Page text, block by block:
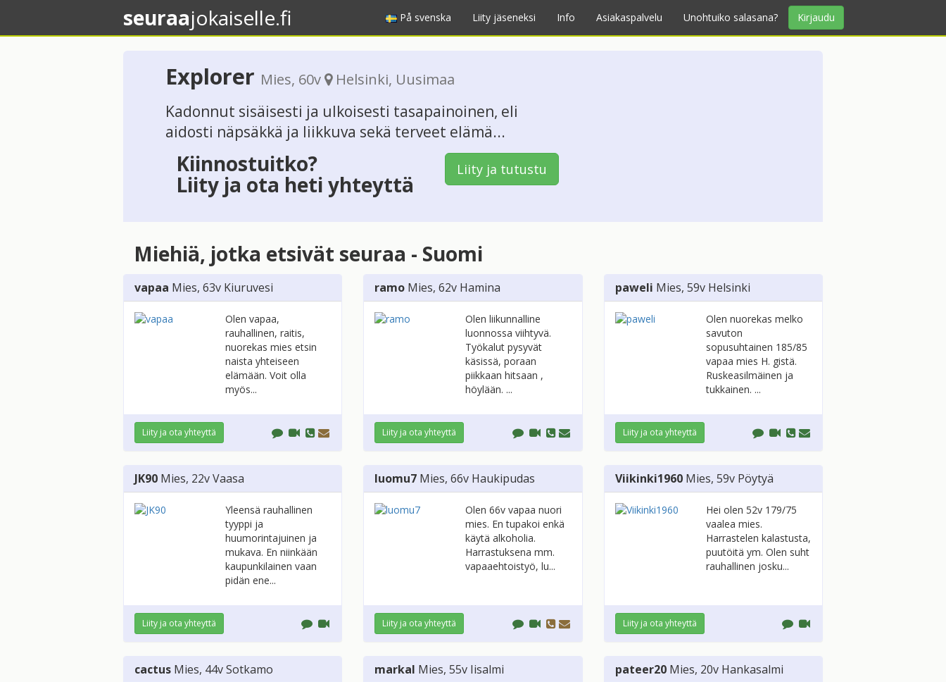
seuraajokaiselle.fi På svenska Liity jäseneksi Info Asiakaspalvelu Unohtuiko salasana? Kirjaudu
Explorer Mies, 60v Helsinki, Uusimaa
Kadonnut sisäisesti ja ulkoisesti tasapainoinen, eli
aidosti näpsäkkä ja liikkuva sekä terveet elämä...
Kiinnostuitko?
Liity ja ota heti yhteyttä
Liity ja tutustu
Miehiä, jotka etsivät seuraa - Suomi
vapaa Mies, 63v Kiuruvesi
Olen vapaa,
rauhallinen, raitis,
nuorekas mies etsin
naista yhteiseen
elämään. Voit olla
myös...
Liity ja ota yhteyttä
ramo Mies, 62v Hamina
Olen liikunnalline
luonnossa viihtyvä.
Työkalut pysyvät
käsissä, poraan
piikkaan hitsaan ,
höylään. ...
Liity ja ota yhteyttä
paweli Mies, 59v Helsinki
Olen nuorekas melko
savuton
sopusuhtainen 185/85
vapaa mies H. gistä.
Ruskeasilmäinen ja
tukkainen. ...
Liity ja ota yhteyttä
JK90 Mies, 22vVaasa
Yleensä rauhallinen
tyyppi ja
huumorintajuinen ja
mukava. En niinkään
kaupunkilainen vaan
pidän ene...
Liity ja ota yhteyttä
luomu7 Mies, 66v Haukipudas
Olen 66v vapaa nuori
mies. En tupakoi enkä
käytä alkoholia.
Harrastuksena mm.
vapaaehtoistyö, lu...
Liity ja ota yhteyttä
Viikinki1960 Mies, 59v Pöytyä
Hei olen 52v 179/75
vaalea mies.
Harrastelen kalastusta,
puutöitä ym. Olen suht
rauhallinen josku...
Liity ja ota yhteyttä
cactus Mies, 44vSotkamo markal Mies, 55v Iisalmi pateer20 Mies, 20v Hankasalmi